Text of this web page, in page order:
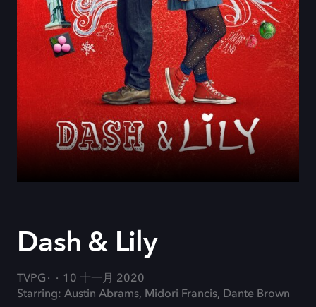
Dash & Lily
TVPG
10 十一月 2020
Starring: Austin Abrams, Midori Francis, Dante Brown